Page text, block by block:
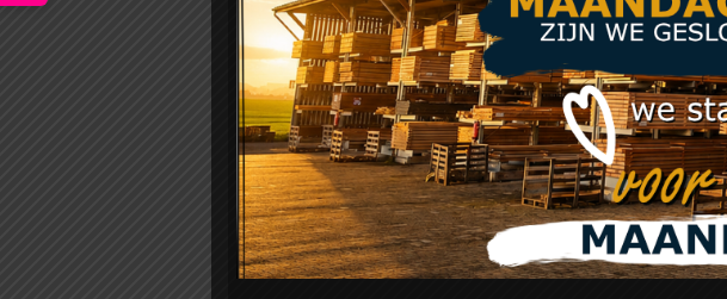
Cedar
x 138mm
From:€